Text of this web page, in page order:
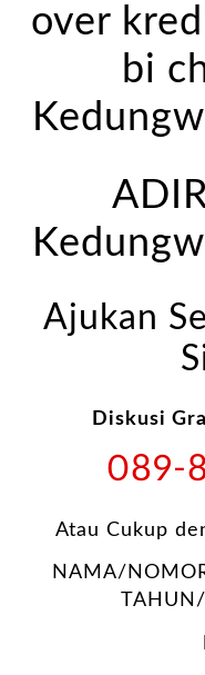
over
bi
Ajukan
Diskusi
089-
Atau Cukup
NAMA/